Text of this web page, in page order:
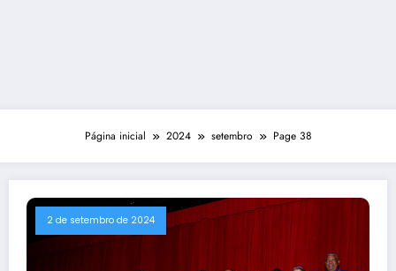
Página inicial 2024 setembro Page 38
2 de setembro de 2024